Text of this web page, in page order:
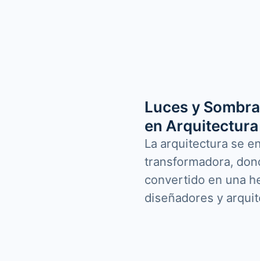
Luces y
en Arquitectura
La arquitectura se
transformadora,
convertido en una
diseñadores y